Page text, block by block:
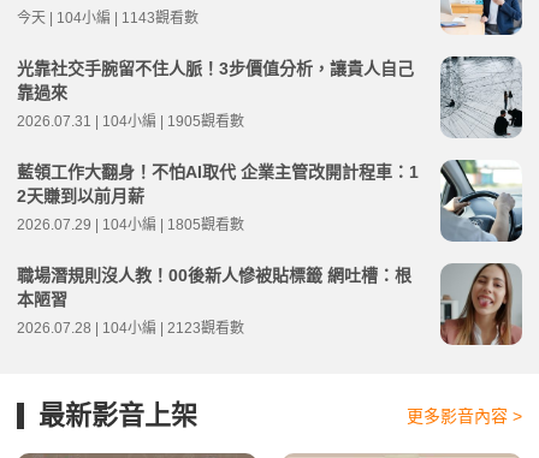
今天 | 104小編 | 1143觀看數
光靠社交手腕留不住人脈！3步價值分析，讓貴人自己
靠過來
2026.07.31 | 104小編 | 1905觀看數
藍領工作大翻身！不怕AI取代 企業主管改開計程車：1
2天賺到以前月薪
2026.07.29 | 104小編 | 1805觀看數
職場潛規則沒人教！00後新人慘被貼標籤 網吐槽：根
本陋習
2026.07.28 | 104小編 | 2123觀看數
最新影音上架 更多影音內容 >